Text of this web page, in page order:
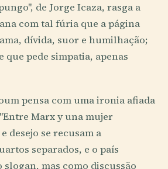
de Jorge Icaza, rasga a
com tal fúria que a página
dívida, suor e humilhação;
que pede simpatia, apenas
pensa com uma ironia afiada
Marx y una mujer
desejo se recusam a
separados, e o país
slogan, mas como discussão